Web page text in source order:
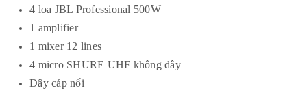
4 loa JBL Professional 500W
1 amplifier
1 mixer 12 lines
4 micro SHURE UHF không dây
Dây cáp nối